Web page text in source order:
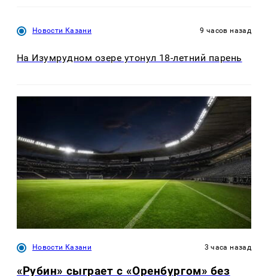
Новости Казани 9 часов назад
На Изумрудном озере утонул 18-летний парень
Новости Казани 3 часа назад
«Рубин» сыграет с «Оренбургом» без